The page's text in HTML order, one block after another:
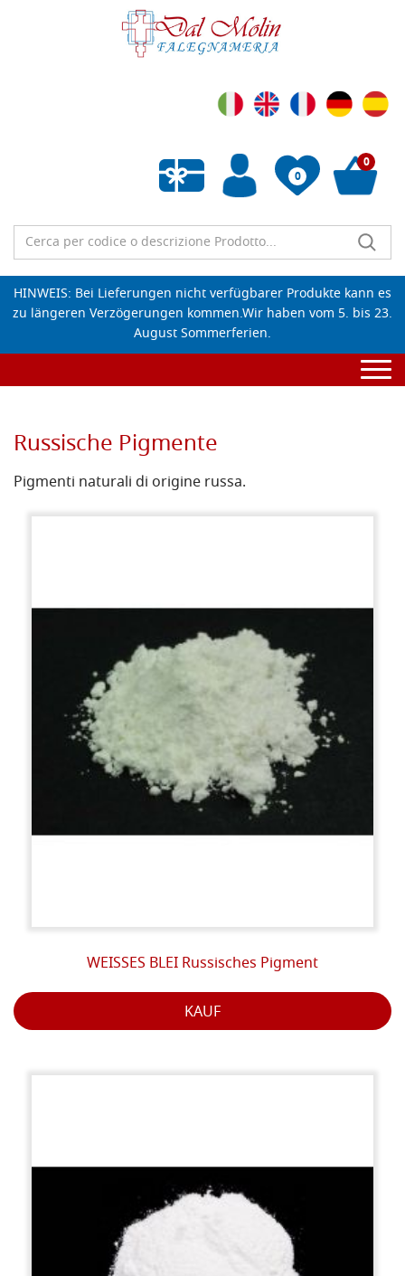
0
Wunschliste leeren
0
HINWEIS: Bei Lieferungen nicht verfügbarer Produkte kann es
zu längeren Verzögerungen kommen.Wir haben vom 5. bis 23.
August Sommerferien.
Russische Pigmente
Pigmenti naturali di origine russa.
WEISSES BLEI Russisches Pigment
KAUF